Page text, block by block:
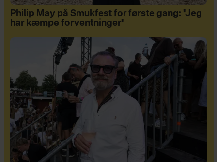
Philip May på Smukfest for første gang: "Jeg
har kæmpe forventninger"